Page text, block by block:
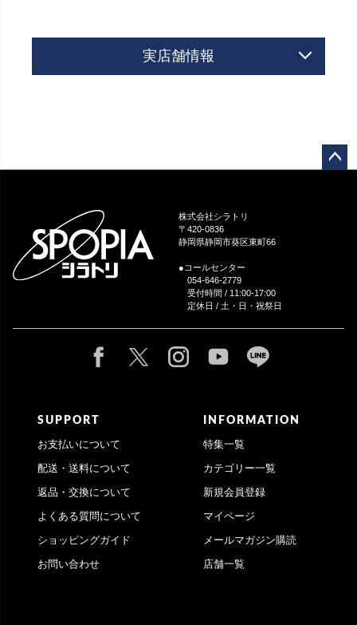
実店舗情報
株式会社シラトリ
〒420-0836
静岡県静岡市葵区東町66
●コールセンター
054-646-2779
受付時間 / 11:00-17:00
定休日 / 土・日・祝祭日
SUPPORT
お支払いについて
配送・送料について
返品・交換について
よくある質問について
ショッピングガイド
お問い合わせ
INFORMATION
特集一覧
カテゴリー一覧
新規会員登録
マイページ
メールマガジン購読
店舗一覧